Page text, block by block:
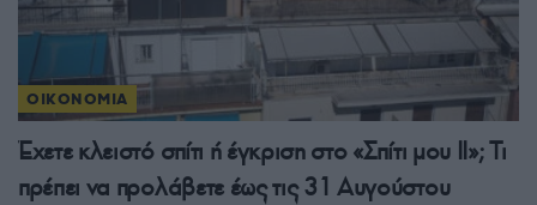
ΟΙΚΟΝΟΜΙΑ
Έχετε κλειστό σπίτι ή έγκριση στο «Σπίτι μου ΙΙ»; Τι
πρέπει να προλάβετε έως τις 31 Αυγούστου